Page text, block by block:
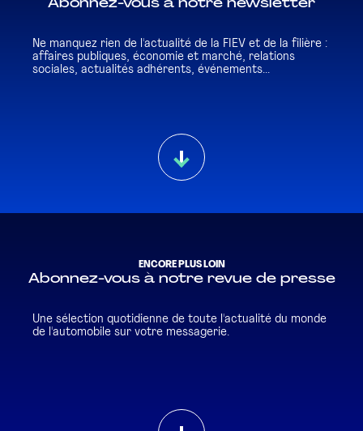
Abonnez-vous à notre newsletter
Ne manquez rien de l'actualité de la FIEV et de la filière :
affaires publiques, économie et marché, relations
sociales, actualités adhérents, événements...
ENCORE PLUS LOIN
Abonnez-vous à notre revue de presse
Une sélection quotidienne de toute l'actualité du monde
de l'automobile sur votre messagerie.